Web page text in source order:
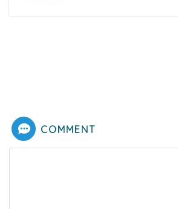
COMMENT